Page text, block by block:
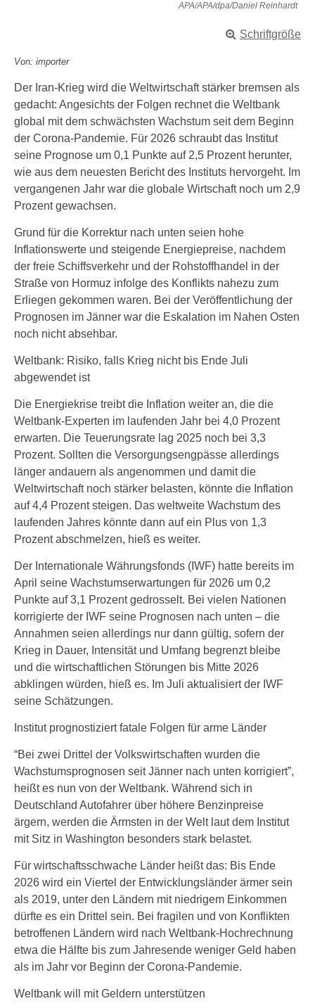
APA/APA/dpa/Daniel Reinhardt
Schriftgröße
Von: importer
Der Iran-Krieg wird die Weltwirtschaft stärker bremsen als
gedacht: Angesichts der Folgen rechnet die Weltbank
global mit dem schwächsten Wachstum seit dem Beginn
der Corona-Pandemie. Für 2026 schraubt das Institut
seine Prognose um 0,1 Punkte auf 2,5 Prozent herunter,
wie aus dem neuesten Bericht des Instituts hervorgeht. Im
vergangenen Jahr war die globale Wirtschaft noch um 2,9
Prozent gewachsen.
Grund für die Korrektur nach unten seien hohe
Inflationswerte und steigende Energiepreise, nachdem
der freie Schiffsverkehr und der Rohstoffhandel in der
Straße von Hormuz infolge des Konflikts nahezu zum
Erliegen gekommen waren. Bei der Veröffentlichung der
Prognosen im Jänner war die Eskalation im Nahen Osten
noch nicht absehbar.
Weltbank: Risiko, falls Krieg nicht bis Ende Juli
abgewendet ist
Die Energiekrise treibt die Inflation weiter an, die die
Weltbank-Experten im laufenden Jahr bei 4,0 Prozent
erwarten. Die Teuerungsrate lag 2025 noch bei 3,3
Prozent. Sollten die Versorgungsengpässe allerdings
länger andauern als angenommen und damit die
Weltwirtschaft noch stärker belasten, könnte die Inflation
auf 4,4 Prozent steigen. Das weltweite Wachstum des
laufenden Jahres könnte dann auf ein Plus von 1,3
Prozent abschmelzen, hieß es weiter.
Der Internationale Währungsfonds (IWF) hatte bereits im
April seine Wachstumserwartungen für 2026 um 0,2
Punkte auf 3,1 Prozent gedrosselt. Bei vielen Nationen
korrigierte der IWF seine Prognosen nach unten – die
Annahmen seien allerdings nur dann gültig, sofern der
Krieg in Dauer, Intensität und Umfang begrenzt bleibe
und die wirtschaftlichen Störungen bis Mitte 2026
abklingen würden, hieß es. Im Juli aktualisiert der IWF
seine Schätzungen.
Institut prognostiziert fatale Folgen für arme Länder
“Bei zwei Drittel der Volkswirtschaften wurden die
Wachstumsprognosen seit Jänner nach unten korrigiert”,
heißt es nun von der Weltbank. Während sich in
Deutschland Autofahrer über höhere Benzinpreise
ärgern, werden die Ärmsten in der Welt laut dem Institut
mit Sitz in Washington besonders stark belastet.
Für wirtschaftsschwache Länder heißt das: Bis Ende
2026 wird ein Viertel der Entwicklungsländer ärmer sein
als 2019, unter den Ländern mit niedrigem Einkommen
dürfte es ein Drittel sein. Bei fragilen und von Konflikten
betroffenen Ländern wird nach Weltbank-Hochrechnung
etwa die Hälfte bis zum Jahresende weniger Geld haben
als im Jahr vor Beginn der Corona-Pandemie.
Weltbank will mit Geldern unterstützen